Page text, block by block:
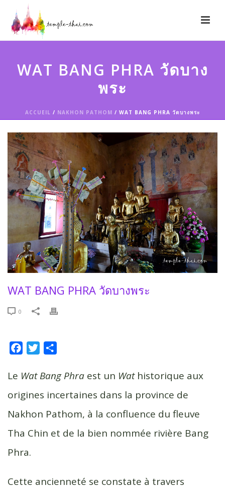
WAT BANG PHRA วัดบาง
พระ
ACCUEIL / NAKHON PATHOM / WAT BANG PHRA วัดบางพระ
WAT BANG PHRA วัดบางพระ
0
c
b
o
k
i
t
e
r
a
g
r
Le Wat Bang Phra est un Wathistorique aux
origines incertaines dans la province de
Nakhon Pathom, à la confluence du fleuve
Tha Chin et de la bien nommée rivière Bang
Phra.
Cette ancienneté se constate à travers